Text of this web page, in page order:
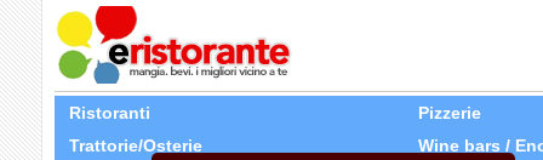
Ristoranti
Pizzerie
Trattorie/Osterie
Wine bars /